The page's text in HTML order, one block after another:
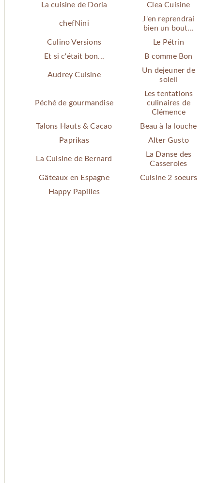
La cuisine de Doria Clea Cuisine
chefNini
J'en reprendrai
bien un bout...
Culino Versions
Le Pétrin
Et si c'était bon...
B comme Bon
Audrey Cuisine
Un dejeuner de
soleil
Péché de gourmandise
Les tentations
culinaires de
Clémence
Talons Hauts & Cacao
Beau à la louche
Paprikas
Alter Gusto
La Cuisine de Bernard
La Danse des
Casseroles
Gâteaux en Espagne
Cuisine 2 soeurs
Happy Papilles